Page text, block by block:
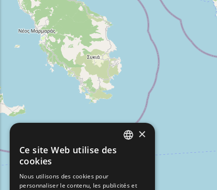
FRENCH
×
Ce site Web utilise des
cookies
Nous utilisons des cookies pour
personnaliser le contenu, les publicités et